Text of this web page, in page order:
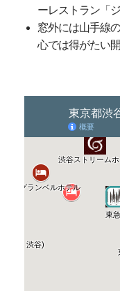
ーレストラン「
窓外には山手線
心では得がたい